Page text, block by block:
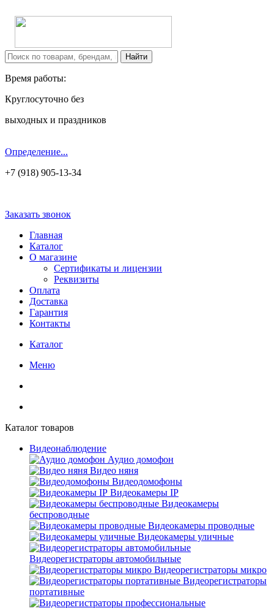
Время работы:
Круглосуточно без
выходных и праздников
Определение...
+7 (918) 905-13-34
Заказать звонок
Главная
Каталог
О магазине
Сертификаты и лицензии
Реквизиты
Оплата
Доставка
Гарантия
Контакты
Каталог
Меню
Каталог товаров
Видеонаблюдение
Аудио домофон
Видео няня
Видеодомофоны
Видеокамеры IP
Видеокамеры
беспроводные
Видеокамеры проводные
Видеокамеры уличные
Видеорегистраторы автомобильные
Видеорегистраторы микро
Видеорегистраторы
портативные